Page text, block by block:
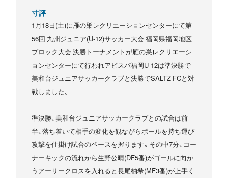
寸評
1月18日(土)に雁の巣レクリエーションセンターにて第
56回 九州ジュニア(U-12)サッカー大会 福岡県福岡地区
ブロック大会 決勝トーナメントが雁の巣レクリエーシ
ョンセンターにて行われアビスパ福岡U-12は準決勝で
美和台ジュニアサッカークラブと決勝でSALTZ FCと対
戦しました。
準決勝、美和台ジュニアサッカークラブとの試合は前
半、落ち着いて相手の変化を観ながらボールを持ち運び
攻撃を仕掛け試合のペースを握ります。その中7分、コー
ナーキックの流れから生野公晴(DF5番)がゴールに向か
うアーリークロスを入れると長尾柚希(MF3番)が上手く